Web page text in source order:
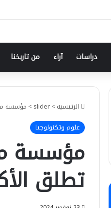
دراسات آراء من تاريخنا
الرئيسية >
slider
> مؤسسة
علوم وتكنولوجيا
مؤسسة
تطلق